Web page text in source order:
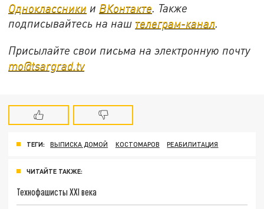
Одноклассники и ВКонтакте. Также
подписывайтесь на наш телеграм-канал.
Присылайте свои письма на электронную почту
mo@tsargrad.tv
ТЕГИ: ВЫПИСКА ДОМОЙ КОСТОМАРОВ РЕАБИЛИТАЦИЯ
ЧИТАЙТЕ ТАКЖЕ:
Технофашисты XXI века